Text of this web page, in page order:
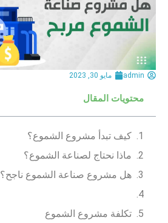
admin مايو 30, 2023
محتويات المقال
كيف تبدأ مشروع الشموع؟
ماذا نحتاج لصناعة الشموع؟
هل مشروع صناعة الشموع ناجح؟
تكلفة مشروع الشموع